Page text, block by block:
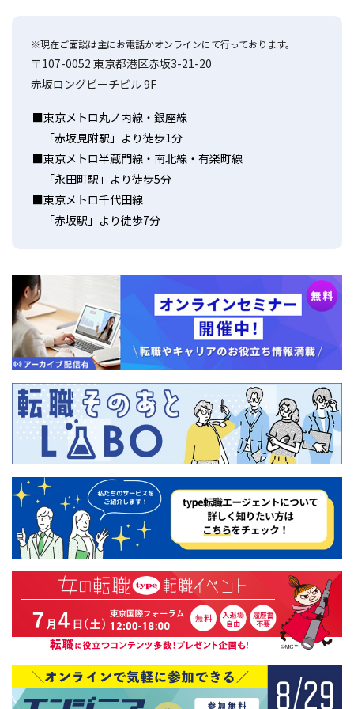
※現在ご面談は主にお電話かオンラインにて行っております。
〒107-0052 東京都港区赤坂3-21-20
赤坂ロングビーチビル 9F
東京メトロ丸ノ内線・銀座線
「赤坂見附駅」より徒歩1分
東京メトロ半蔵門線・南北線・有楽町線
「永田町駅」より徒歩5分
東京メトロ千代田線
「赤坂駅」より徒歩7分